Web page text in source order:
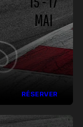
MAI
RÉSERVER